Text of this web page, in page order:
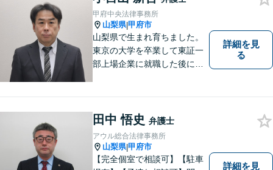
すので、ご安心してご相談を
いただければと思います。
甲府中央法律事務所
山梨県|甲府市
山梨県で生まれ育ちました。
東京の大学を卒業して東証一
部上場企業に就職した後に司
に弁護士登録した後は、山梨
県内を中心に様々な案件を取
り扱ってきました。
詳細を見
る
田中 悟史 弁護士
アウル総合法律事務所
山梨県|甲府市
【完全個室で相談可】【駐車
詳細を見